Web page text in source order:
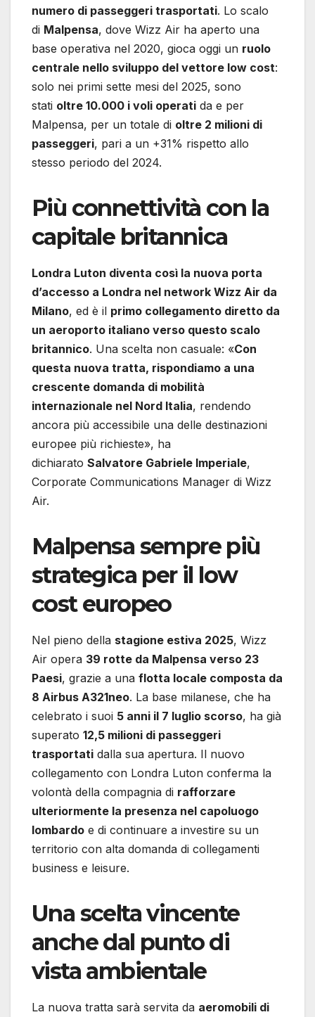
numero di passeggeri trasportati. Lo scalo
di Malpensa, dove Wizz Air ha aperto una
base operativa nel 2020, gioca oggi un ruolo
centrale nello sviluppo del vettore low cost:
solo nei primi sette mesi del 2025, sono
stati oltre 10.000 i voli operati da e per
Malpensa, per un totale di oltre 2 milioni di
passeggeri, pari a un +31% rispetto allo
stesso periodo del 2024.
Più connettività con la
capitale britannica
Londra Luton diventa così la nuova porta
d’accesso a Londra nel network Wizz Air da
Milano, ed è il primo collegamento diretto da
un aeroporto italiano verso questo scalo
britannico. Una scelta non casuale: «Con
questa nuova tratta, rispondiamo a una
crescente domanda di mobilità
internazionale nel Nord Italia, rendendo
ancora più accessibile una delle destinazioni
europee più richieste», ha
dichiarato Salvatore Gabriele Imperiale,
Corporate Communications Manager di Wizz
Air.
Malpensa sempre più
strategica per il low
cost europeo
Nel pieno della stagione estiva 2025, Wizz
Air opera 39 rotte da Malpensa verso 23
Paesi, grazie a una flotta locale composta da
8 Airbus A321neo. La base milanese, che ha
celebrato i suoi 5 anni il 7 luglio scorso, ha già
superato 12,5 milioni di passeggeri
trasportati dalla sua apertura. Il nuovo
collegamento con Londra Luton conferma la
volontà della compagnia di rafforzare
ulteriormente la presenza nel capoluogo
lombardo e di continuare a investire su un
territorio con alta domanda di collegamenti
business e leisure.
Una scelta vincente
anche dal punto di
vista ambientale
La nuova tratta sarà servita da aeromobili di